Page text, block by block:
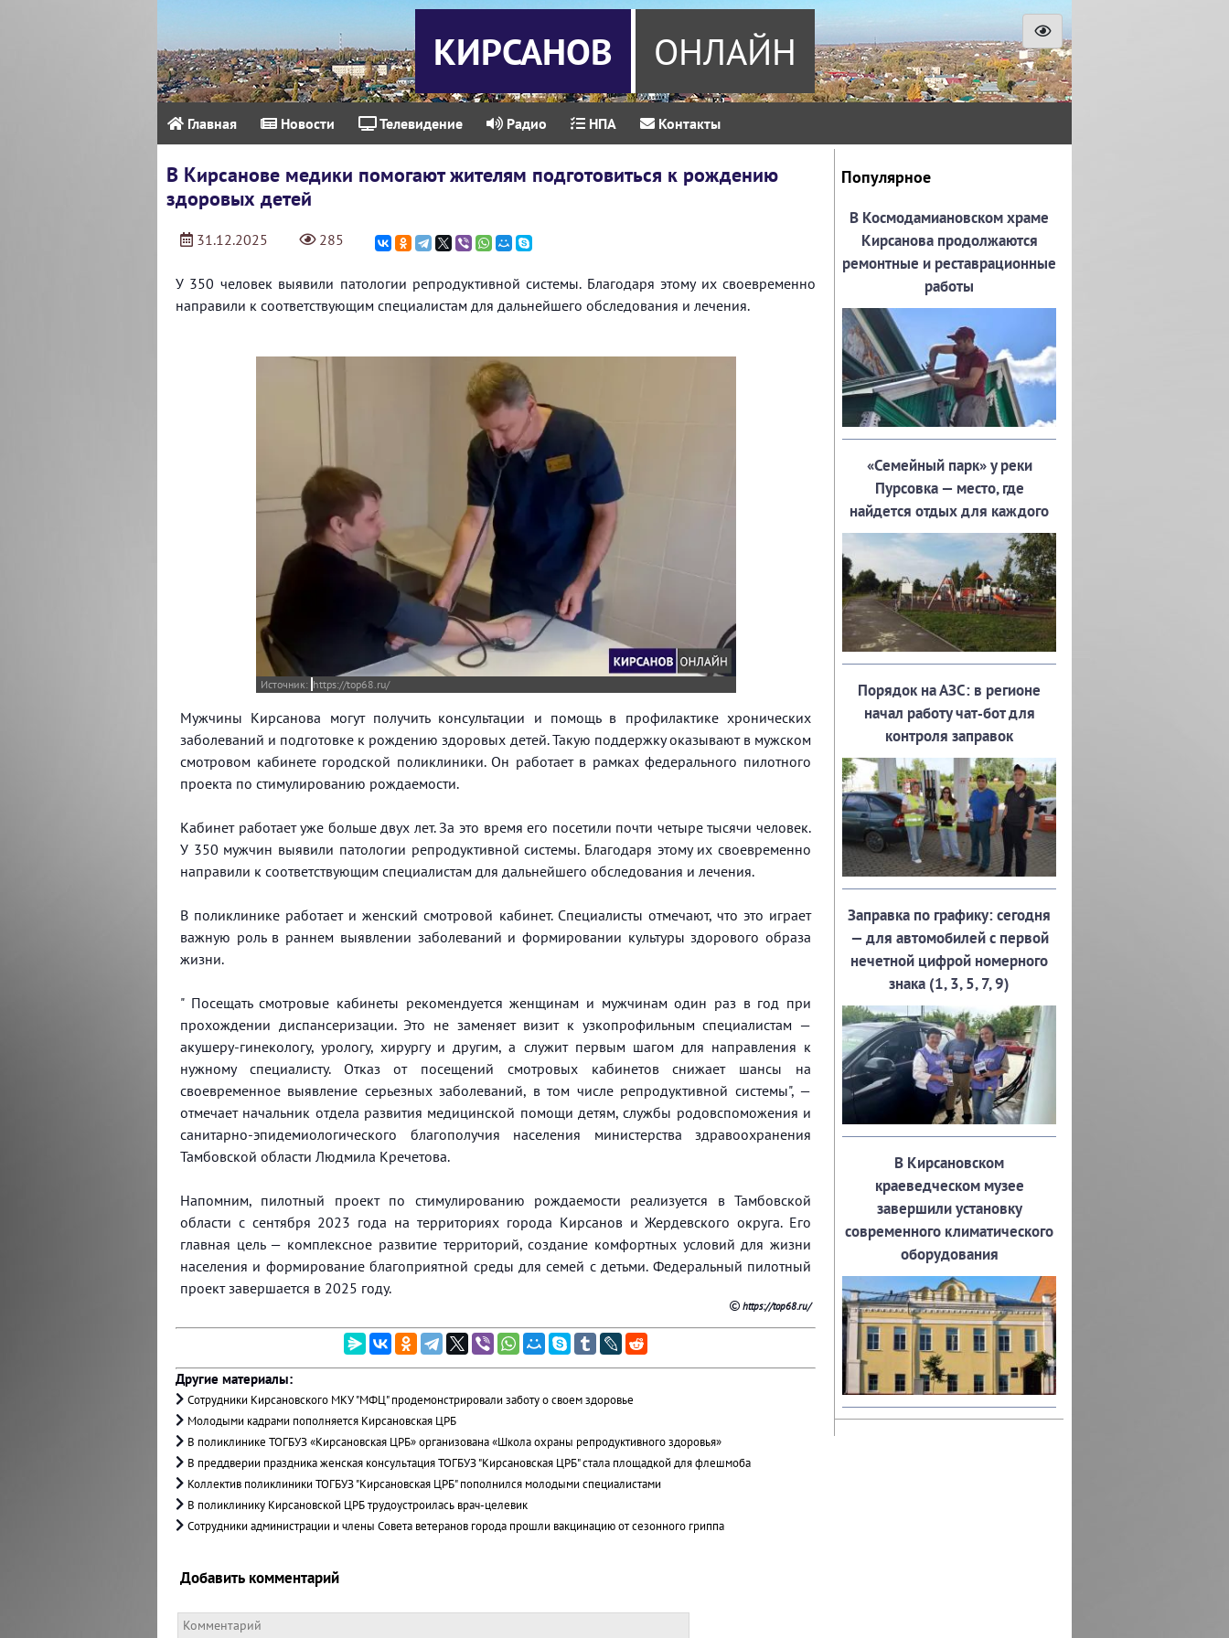
КИРСАНОВ ОНЛАЙН
Главная Новости Телевидение Радио НПА Контакты
В Кирсанове медики помогают жителям подготовиться к рождению
здоровых детей
31.12.2025 285
У 350 человек выявили патологии репродуктивной системы. Благодаря этому их своевременно
направили к соответствующим специалистам для дальнейшего обследования и лечения. ⁣
https://top68.ru/
Мужчины Кирсанова могут получить консультации и помощь в профилактике хронических
заболеваний и подготовке к рождению здоровых детей. Такую поддержку оказывают в мужском
смотровом кабинете городской поликлиники. Он работает в рамках федерального пилотного
проекта по стимулированию рождаемости.
Кабинет работает уже больше двух лет. За это время его посетили почти четыре тысячи человек.
У 350 мужчин выявили патологии репродуктивной системы. Благодаря этому их своевременно
направили к соответствующим специалистам для дальнейшего обследования и лечения.
В поликлинике работает и женский смотровой кабинет. Специалисты отмечают, что это играет
важную роль в раннем выявлении заболеваний и формировании культуры здорового образа
жизни.
" Посещать смотровые кабинеты рекомендуется женщинам и мужчинам один раз в год при
прохождении диспансеризации. Это не заменяет визит к узкопрофильным специалистам —
акушеру-гинекологу, урологу, хирургу и другим, а служит первым шагом для направления к
нужному специалисту. Отказ от посещений смотровых кабинетов снижает шансы на
своевременное выявление серьезных заболеваний, в том числе репродуктивной системы", —
отмечает начальник отдела развития медицинской помощи детям, службы родовспоможения и
санитарно-эпидемиологического благополучия населения министерства здравоохранения
Тамбовской области Людмила Кречетова.
Напомним, пилотный проект по стимулированию рождаемости реализуется в Тамбовской
области с сентября 2023 года на территориях города Кирсанов и Жердевского округа. Его
главная цель — комплексное развитие территорий, создание комфортных условий для жизни
населения и формирование благоприятной среды для семей с детьми. Федеральный пилотный
проект завершается в 2025 году.
https://top68.ru/
Другие материалы:
Сотрудники Кирсановского МКУ "МФЦ" продемонстрировали заботу о своем здоровье
Молодыми кадрами пополняется Кирсановская ЦРБ
В поликлинике ТОГБУЗ «Кирсановская ЦРБ» организована «Школа охраны репродуктивного здоровья»
В преддверии праздника женская консультация ТОГБУЗ "Кирсановская ЦРБ" стала площадкой для флешмоба
Коллектив поликлиники ТОГБУЗ "Кирсановская ЦРБ" пополнился молодыми специалистами
В поликлинику Кирсановской ЦРБ трудоустроилась врач-целевик
Сотрудники администрации и члены Совета ветеранов города прошли вакцинацию от сезонного гриппа
Добавить комментарий
Популярное
В Космодамиановском храме
Кирсанова продолжаются
ремонтные и реставрационные
работы
«Семейный парк» у реки
Пурсовка — место, где
найдется отдых для каждого
Порядок на АЗС: в регионе
начал работу чат‑бот для
контроля заправок
Заправка по графику: сегодня
— для автомобилей с первой
нечетной цифрой номерного
знака (1, 3, 5, 7, 9)
В Кирсановском
краеведческом музее
завершили установку
современного климатического
оборудования